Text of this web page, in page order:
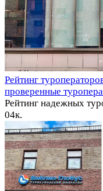
Рейтинг
проверенные
Рейтинг надежных
04к.